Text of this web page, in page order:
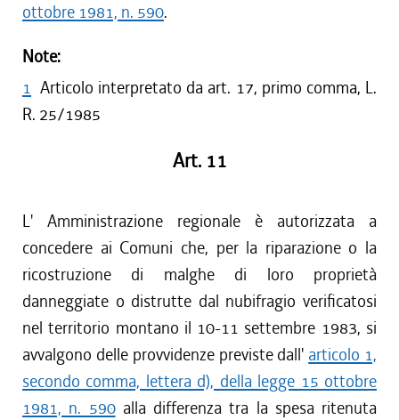
ottobre 1981, n. 590.
Note:
1 Articolo interpretato da art. 17, primo comma, L.
R. 25/1985
Art. 11
L' Amministrazione regionale è autorizzata a
concedere ai Comuni che, per la riparazione o la
ricostruzione di malghe di loro proprietà
danneggiate o distrutte dal nubifragio verificatosi
nel territorio montano il 10-11 settembre 1983, si
avvalgono delle provvidenze previste dall' articolo 1,
secondo comma, lettera d), della legge 15 ottobre
1981, n. 590alla differenza tra la spesa ritenuta